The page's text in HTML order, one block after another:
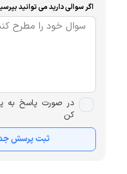
اگر سوالی دارید می توانید
در صورت پاسخ به
کن
ثبت پرسش